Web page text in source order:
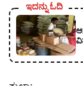
ಇದನ್ನು ಓದಿ